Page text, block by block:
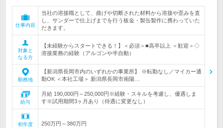
仕事内容
当社の溶接職として、曲げや切断された材料から溶接や歪みを直
し、サンダーで仕上げまでを行う板金・製缶製作に携わっていた
だきます。
対象と
なる方
【未経験からスタートできる！】＜必須＞■高卒以上 ＜歓迎＞◇
溶接業務の経験（アルゴンや半自動）
勤務地
【新潟県長岡市内のいずれかの事業所】 ※転勤なし／マイカー通
勤OK ＜本社工場＞ 新潟県長岡市南陽…
給与
月給 190,000円～250,000円※経験・スキルを考慮し、優遇しま
す※試用期間3ヶ月あり（待遇に変更なし）
初年度
250万円～380万円